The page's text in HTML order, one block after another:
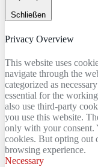
Schließen
Privacy Overview
This website uses
navigate through the
categorized as
essential for the
also use third-party
you use this website.
only with your consent.
cookies. But opting out
browsing experience.
Necessary